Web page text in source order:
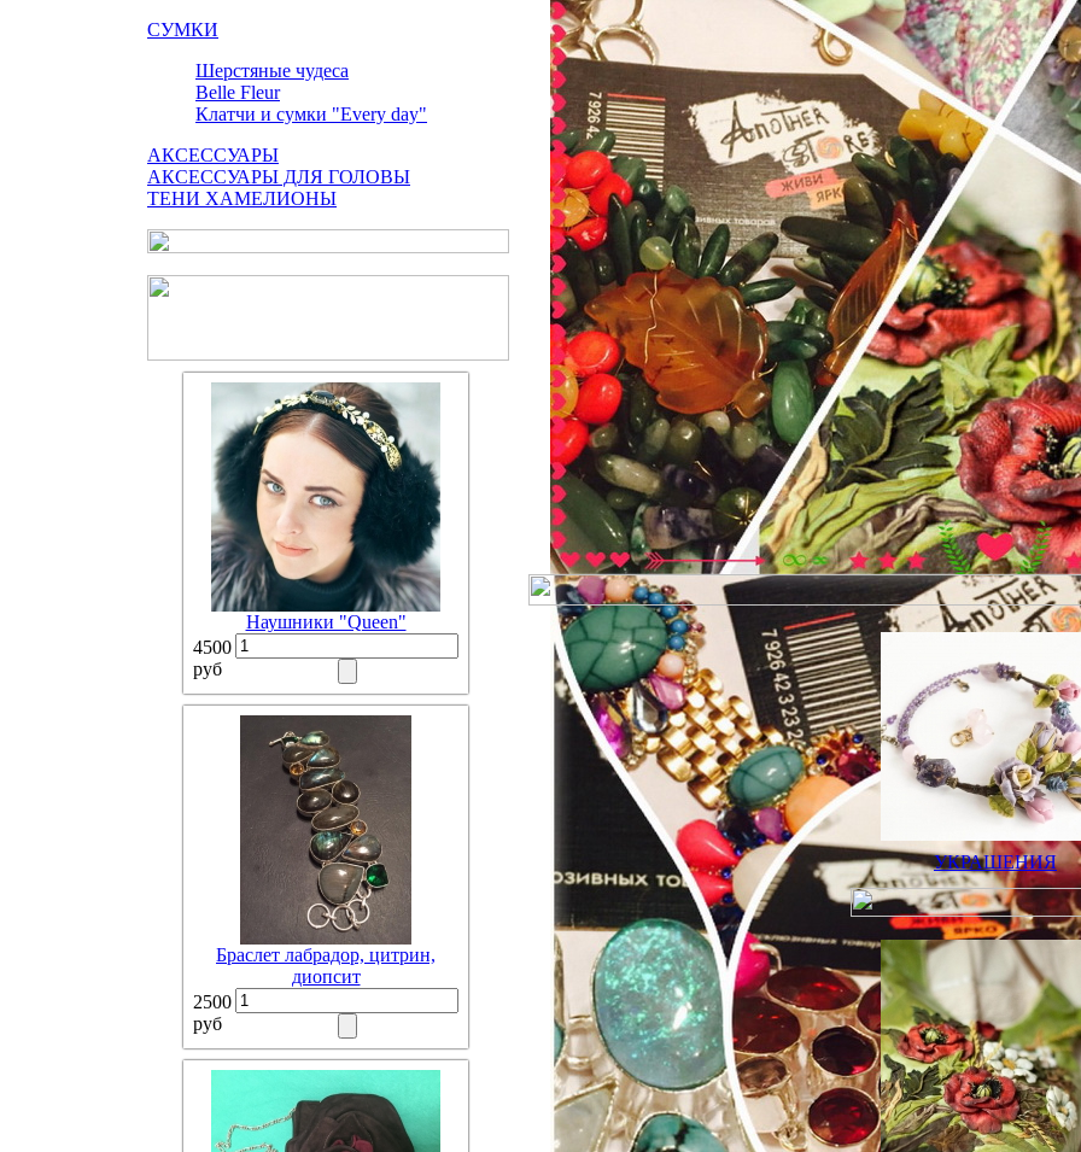
СУМКИ
Шерстяные чудеса
Belle Fleur
Клатчи и сумки "Every day"
АКСЕССУАРЫ
АКСЕССУАРЫ ДЛЯ ГОЛОВЫ
ТЕНИ ХАМЕЛИОНЫ
Наушники "Queen"
4500
руб
Браслет лабрадор, цитрин,
диопсит
2500
руб
УКРАШЕНИЯ